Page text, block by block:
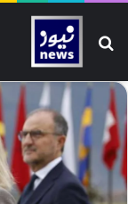
تلاش کیجیے